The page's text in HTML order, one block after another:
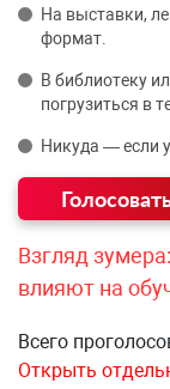
На выставки,
формат.
В библиотеку
погрузиться в
Никуда — если
Взгляд
влияют на
Всего
Открыть